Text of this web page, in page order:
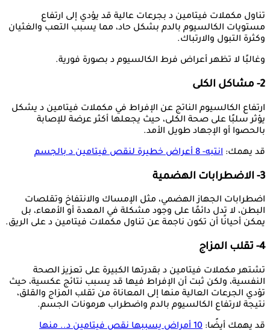
تناول مكملات فيتامين د بجرعات عالية قد يؤدي إلى ارتفاع
مستويات الكالسيوم بالدم بشكل حاد، مما يسبب التعب والغثيان
وكثرة التبول والارتباك.
وغالبًا لا تظهر أعراض فرط الكالسيوم د بصورة فورية.
2- مشاكل الكلى
ارتفاع الكالسيوم الناتج عن الإفراط في مكملات فيتامين د يشكل
يؤثر سلبًا على صحة الكلى، حيث يجعلها أكثر عرضة للإصابة
بالحصوا أو الإجهاد طويل الأمد.
قد يهمك: انتبه- 8 أعراض خطيرة لنقص فيتامين د بالجسم
3- الاضطرابات الهضمية
اضطرابات الجهاز الهضمي، مثل الإمساك والانتفاخ وتقلصات
البطن، لا تدل دائمًا على وجود مشكلة في المعدة أو الأمعاء، بل
يمكن أحيانًا أن تكون ناجمة عن تناول مكملات فيتامين د على الريق.
4- تقلب المزاج
تشتهر مكملات فيتامين د بقدرتها الكبيرة على تعزيز الصحة
النفسية، ولكن ثبت أن الإفراط فيها قد يسبب نتائج عكسية، حيث
تؤدي الجرعات العالية منها إلى المعاناة من تقلب المزاج والقلق،
نتيجة لارتفاع الكالسيوم بالدم واضطراب هرمونات الجسم.
قد يهمك أيضًا:
10 أمراض يسببها نقص فيتامين د.. منها